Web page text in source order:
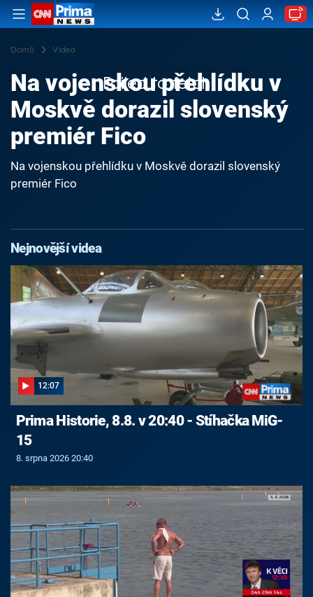
Domů Videa
Failed to fetch
Na vojenskou přehlídku v
Moskvě dorazil slovenský
premiér Fico
Na vojenskou přehlídku v Moskvě dorazil slovenský
premiér Fico
Nejnovější videa
12:07
Prima Historie, 8.8. v 20:40 - Stíhačka MiG-
15
8. srpna 2026 20:40